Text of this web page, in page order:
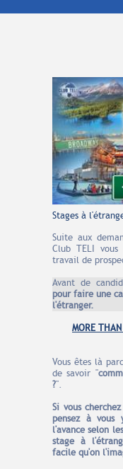
Stages à
Suite aux
Club TELI
travail de
Avant de
pour faire une
l'étranger.
MORE
Vous êtes là
de savoir "
?".
Si vous
pensez à
l'avance selon
stage à
facile qu'on